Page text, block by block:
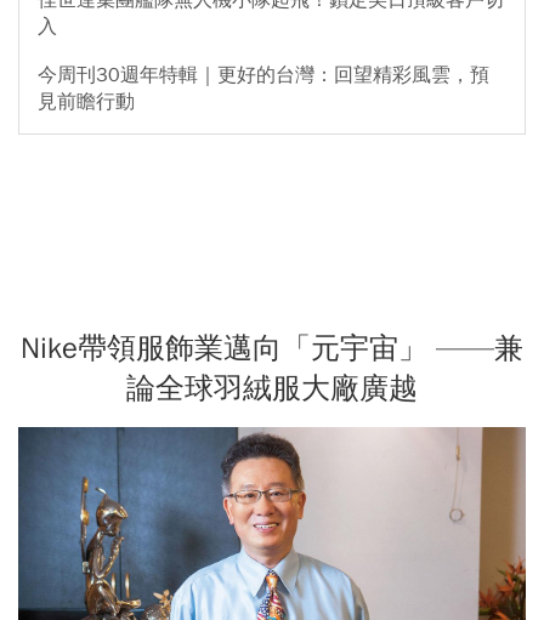
入
今周刊30週年特輯｜更好的台灣：回望精彩風雲，預
見前瞻行動
Nike帶領服飾業邁向「元宇宙」 ——兼
論全球羽絨服大廠廣越